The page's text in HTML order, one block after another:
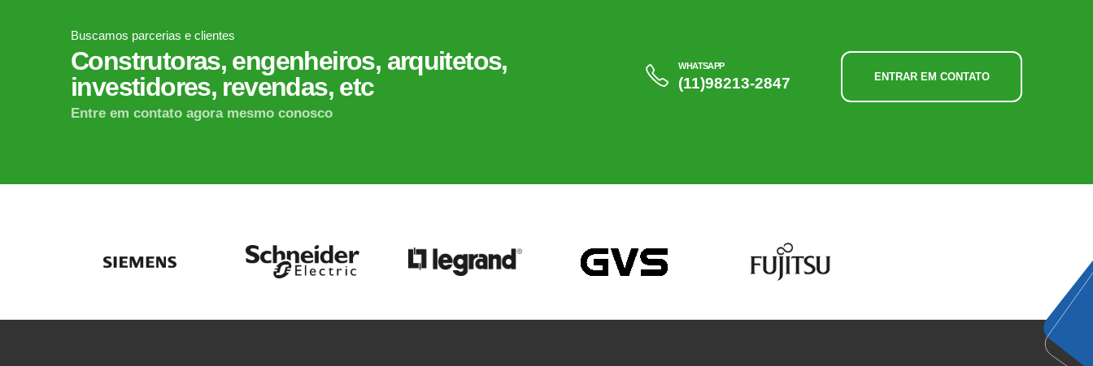
Buscamos parcerias e clientes
Construtoras, engenheiros, arquitetos,
investidores, revendas, etc
Entre em contato agora mesmo conosco
WHATSAPP
(11)98213-2847 ENTRAR EM CONTATO